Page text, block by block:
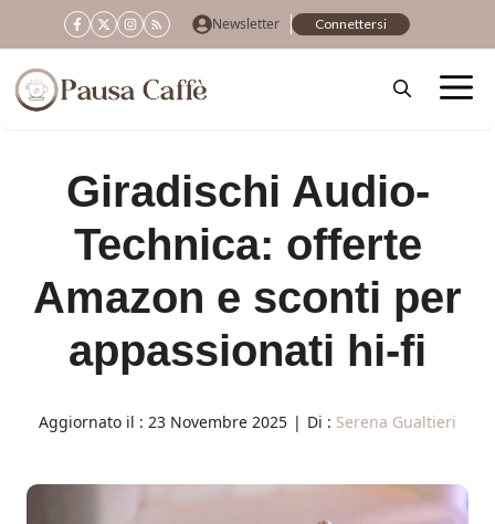
al
contenuto
Newsletter Connettersi
Giradischi Audio-
Technica: offerte
Amazon e sconti per
appassionati hi-fi
Aggiornato il : 23 Novembre 2025 | Di : Serena Gualtieri